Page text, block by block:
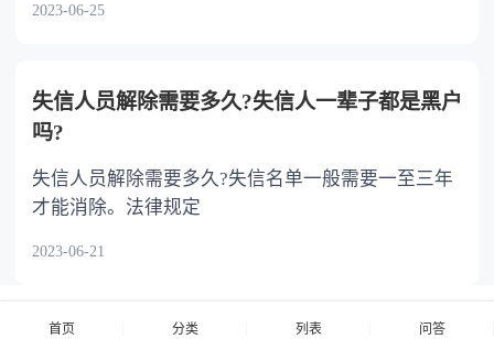
2023-06-25
失信人员解除需要多久?失信人一辈子都是黑户
吗?
失信人员解除需要多久?失信名单一般需要一至三年
才能消除。法律规定
2023-06-21
首页 分类 列表 问答